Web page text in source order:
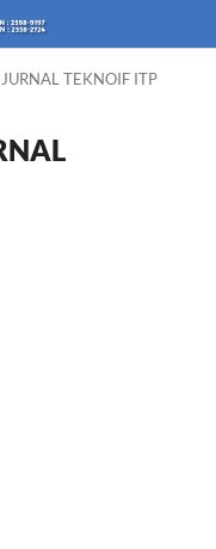
TEKNOIF ITP